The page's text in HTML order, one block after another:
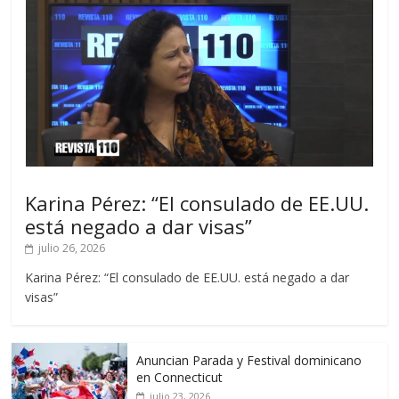
Karina Pérez: “El consulado de EE.UU.
está negado a dar visas”
julio 26, 2026
Karina Pérez: “El consulado de EE.UU. está negado a dar
visas”
Anuncian Parada y Festival dominicano
en Connecticut
julio 23, 2026